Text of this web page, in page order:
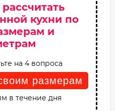
кухни по
и
на 4 вопроса
размерам
в течение дня